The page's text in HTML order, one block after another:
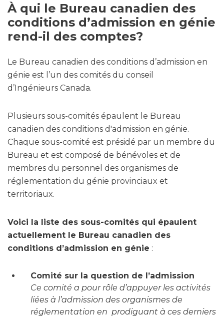
À qui le Bureau canadien des
conditions d’admission en génie
rend-il des comptes?
Le Bureau canadien des conditions d’admission en
génie est l’un des comités du conseil
d’Ingénieurs Canada.
Plusieurs sous-comités épaulent le Bureau
canadien des conditions d'admission en génie.
Chaque sous-comité est présidé par un membre du
Bureau et est composé de bénévoles et de
membres du personnel des organismes de
réglementation du génie provinciaux et
territoriaux.
Voici la liste des sous-comités qui épaulent
actuellement le Bureau canadien des
conditions d’admission en génie :
Comité sur la question de l’admission
Ce comité a pour rôle d’appuyer les activités
liées à l’admission des organismes de
réglementation en prodiguant à ces derniers